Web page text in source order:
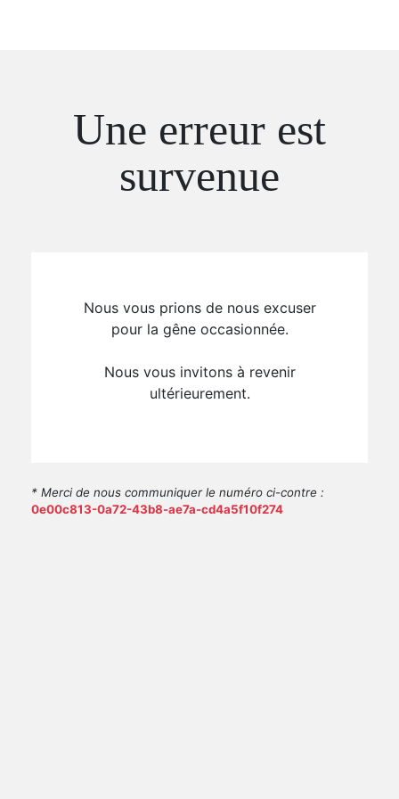
Une erreur est
survenue
Nous vous prions de nous excuser
pour la gêne occasionnée.
Nous vous invitons à revenir
ultérieurement.
* Merci de nous communiquer le numéro ci-contre :
0e00c813-0a72-43b8-ae7a-cd4a5f10f274